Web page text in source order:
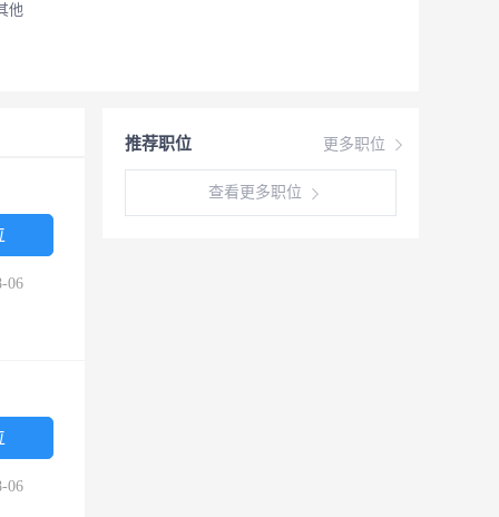
他
更多职位
推荐职位
查看更多职位
06
06